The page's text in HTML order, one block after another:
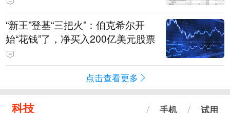
“新王”登基“三把火”：伯克希尔开
始“花钱”了，净买入200亿美元股票
点击查看更多
科技 手机 试用